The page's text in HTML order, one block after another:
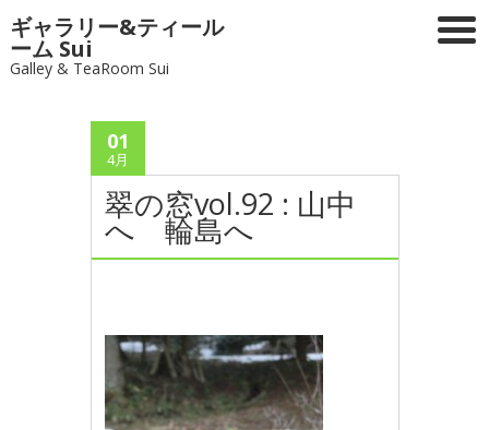
ギャラリー&ティール
ーム Sui
Galley & TeaRoom Sui
01
4月
翠の窓vol.92 : 山中
へ 輪島へ